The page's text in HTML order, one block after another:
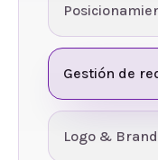
Gestión de
Logo &